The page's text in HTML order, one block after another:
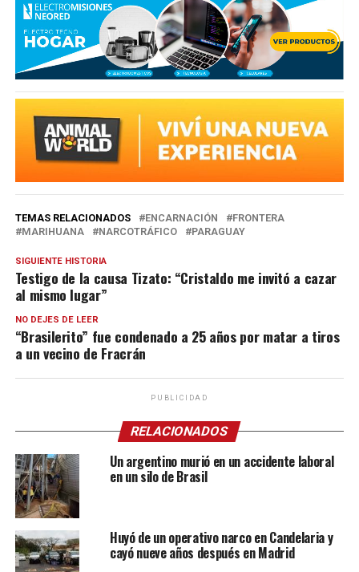
TEMAS RELACIONADOS ENCARNACIÓN
FRONTERA
MARIHUANA
NARCOTRÁFICO PARAGUAY
SIGUIENTE HISTORIA
Testigo de la causa Tizato: “Cristaldo me invitó a cazar
al mismo lugar”
NO DEJES DE LEER
“Brasilerito” fue condenado a 25 años por matar a tiros
a un vecino de Fracrán
PUBLICIDAD
RELACIONADOS
Un argentino murió en un accidente laboral
en un silo de Brasil
Huyó de un operativo narco en Candelaria y
cayó nueve años después en Madrid